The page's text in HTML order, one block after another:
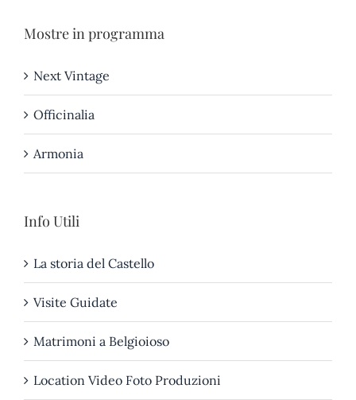
Mostre in programma
Next Vintage
Officinalia
Armonia
Info Utili
La storia del Castello
Visite Guidate
Matrimoni a Belgioioso
Location Video Foto Produzioni